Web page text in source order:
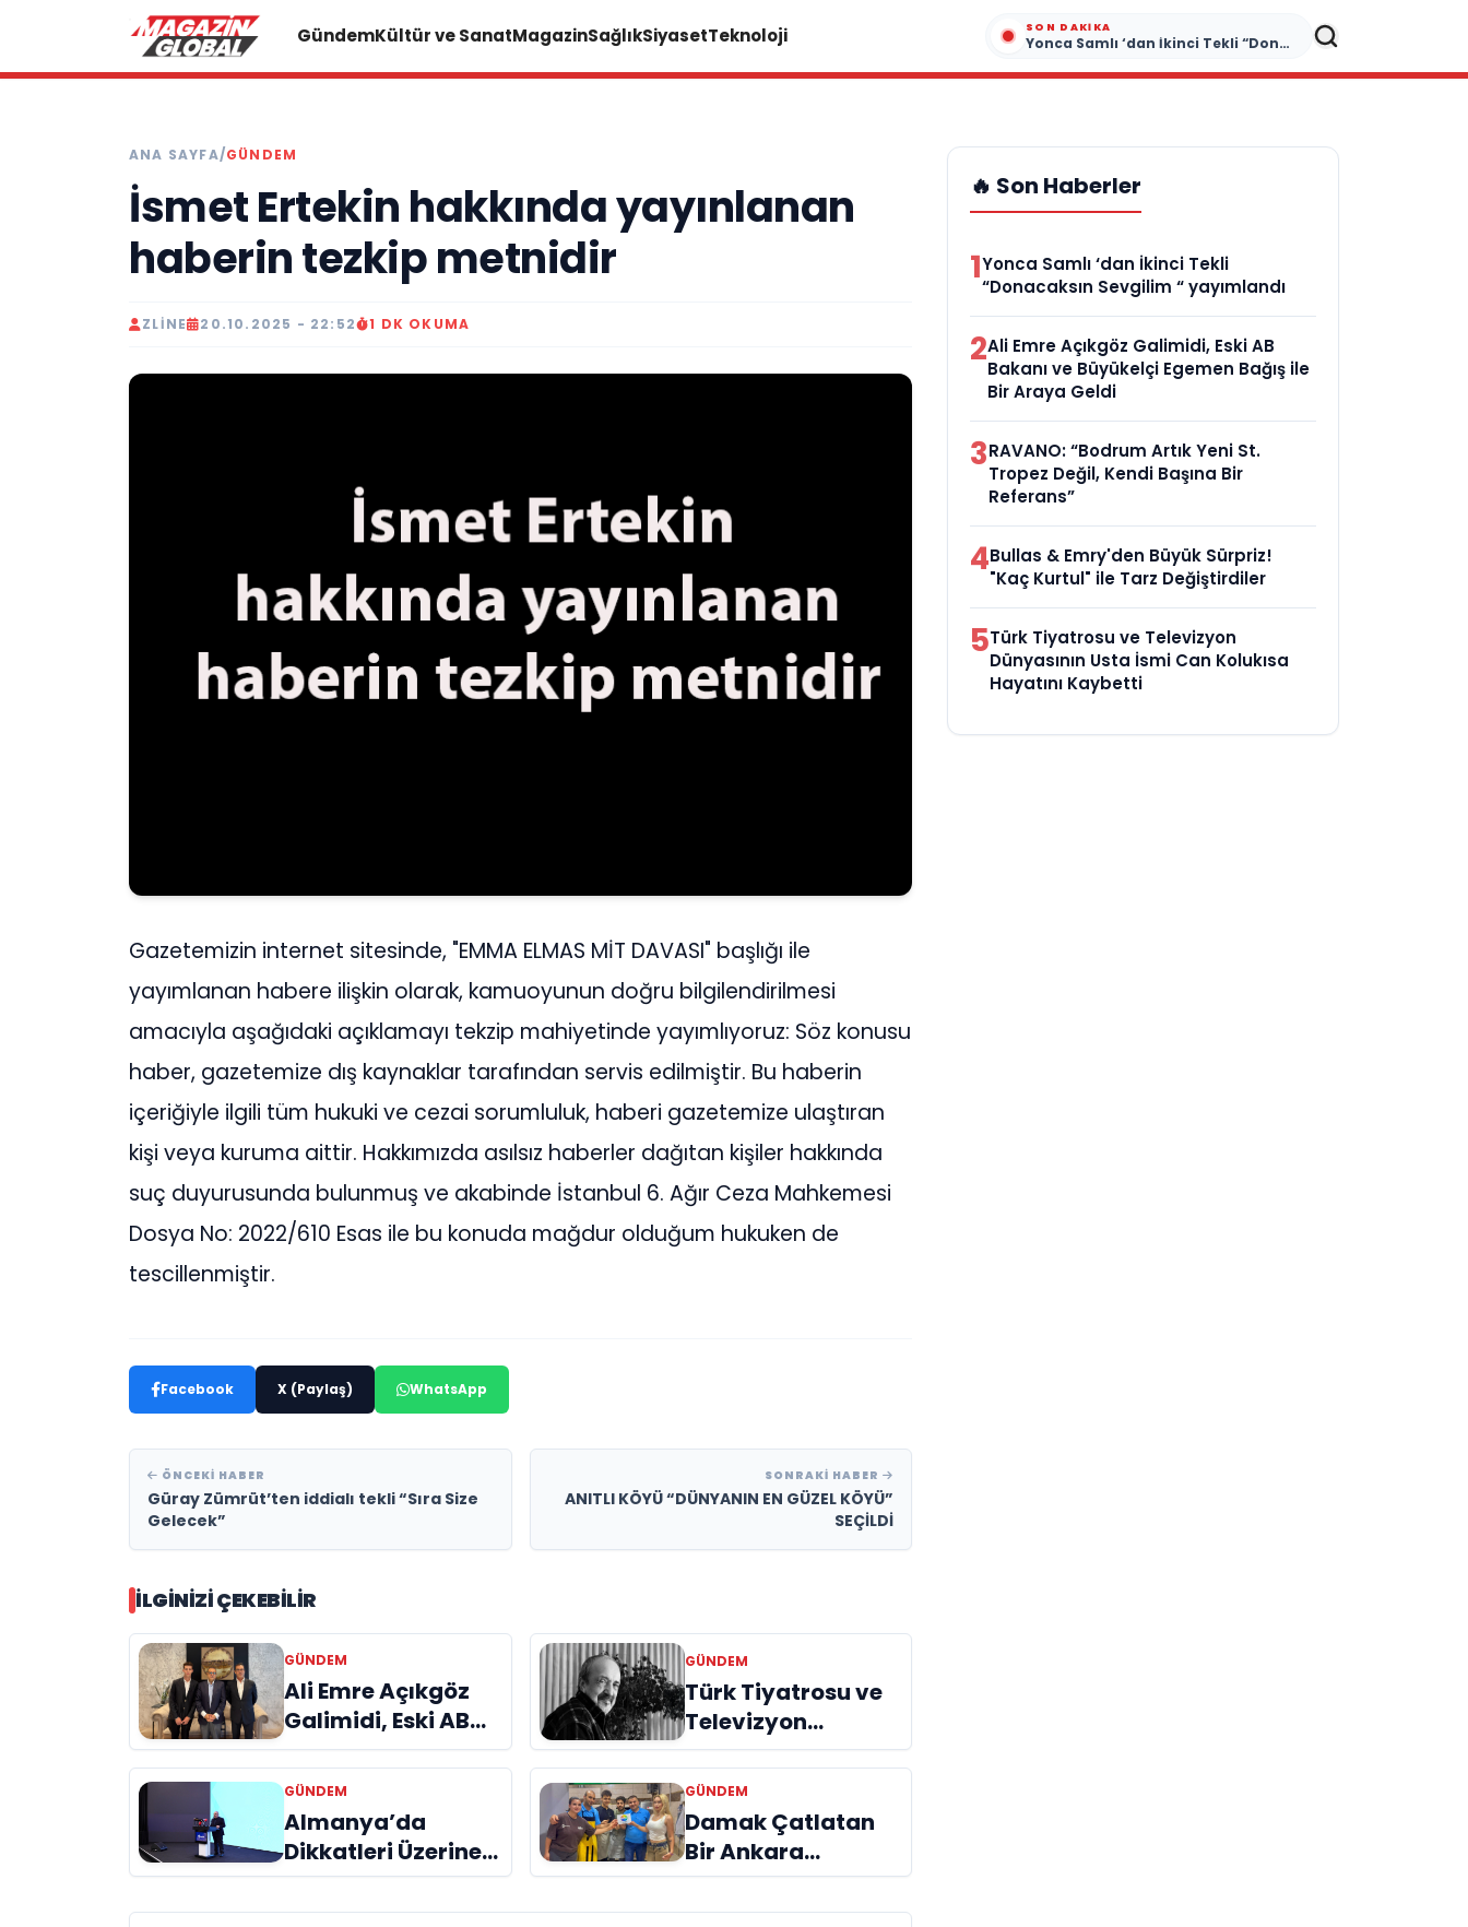
GündemKültür ve SanatMagazinSağlıkSiyasetTeknoloji SON DAKIKA
Yonca Samlı ‘dan İkinci Tekli “Donacaksın Sevgilim “ yayımlandı
ANA SAYFA/GÜNDEM
İsmet Ertekin hakkında yayınlanan
haberin tezkip metnidir
ZLINE 20.10.2025 - 22:52 1 DK OKUMA
Gazetemizin internet sitesinde, "EMMA ELMAS MİT DAVASI" başlığı ile
yayımlanan habere ilişkin olarak, kamuoyunun doğru bilgilendirilmesi
amacıyla aşağıdaki açıklamayı tekzip mahiyetinde yayımlıyoruz: Söz konusu
haber, gazetemize dış kaynaklar tarafından servis edilmiştir. Bu haberin
içeriğiyle ilgili tüm hukuki ve cezai sorumluluk, haberi gazetemize ulaştıran
kişi veya kuruma aittir. Hakkımızda asılsız haberler dağıtan kişiler hakkında
suç duyurusunda bulunmuş ve akabinde İstanbul 6. Ağır Ceza Mahkemesi
Dosya No: 2022/610 Esas ile bu konuda mağdur olduğum hukuken de
tescillenmiştir.
Facebook X (Paylaş) WhatsApp
ÖNCEKI HABER
Güray Zümrüt’ten iddialı tekli “Sıra Size
Gelecek”
SONRAKI HABER
ANITLI KÖYÜ “DÜNYANIN EN GÜZEL KÖYÜ”
SEÇİLDİ
İLGINIZI ÇEKEBILIR
GÜNDEM
Ali Emre Açıkgöz
Galimidi, Eski AB
Bakanı ve
Büyükelçi Egemen
Bağış ile Bir Araya
Geldi
GÜNDEM
Türk Tiyatrosu ve
Televizyon
Dünyasının Usta
İsmi Can Kolukısa
Hayatını Kaybetti
GÜNDEM
Almanya’da
Dikkatleri Üzerine
Çeken Türk
Firması: Taşyapı
GÜNDEM
Damak Çatlatan
Bir Ankara
Hikâyesi
Aydınlıkevler’in
🔥 Son Haberler
1Yonca Samlı ‘dan İkinci Tekli
“Donacaksın Sevgilim “ yayımlandı
2Ali Emre Açıkgöz Galimidi, Eski AB
Bakanı ve Büyükelçi Egemen Bağış ile
Bir Araya Geldi
3RAVANO: “Bodrum Artık Yeni St.
Tropez Değil, Kendi Başına Bir
Referans”
4Bullas & Emry'den Büyük Sürpriz!
"Kaç Kurtul" ile Tarz Değiştirdiler
5Türk Tiyatrosu ve Televizyon
Dünyasının Usta İsmi Can Kolukısa
Hayatını Kaybetti